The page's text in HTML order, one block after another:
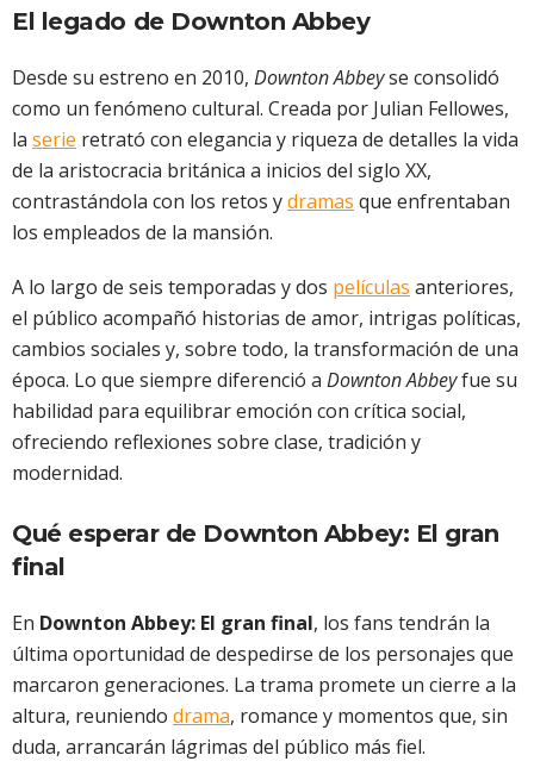
El legado de Downton Abbey
Desde su estreno en 2010, Downton Abbeyse consolidó
como un fenómeno cultural. Creada por Julian Fellowes,
la serie retrató con elegancia y riqueza de detalles la vida
de la aristocracia británica a inicios del siglo XX,
contrastándola con los retos ydramas que enfrentaban
los empleados de la mansión.
A lo largo de seis temporadas y dos películas anteriores,
el público acompañó historias de amor, intrigas políticas,
cambios sociales y, sobre todo, la transformación de una
época. Lo que siempre diferenció a Downton Abbeyfue su
habilidad para equilibrar emoción con crítica social,
ofreciendo reflexiones sobre clase, tradición y
modernidad.
Qué esperar de Downton Abbey: El gran
final
En Downton Abbey: El gran final, los fans tendrán la
última oportunidad de despedirse de los personajes que
marcaron generaciones. La trama promete un cierre a la
altura, reuniendo drama, romance y momentos que, sin
duda, arrancarán lágrimas del público más fiel.